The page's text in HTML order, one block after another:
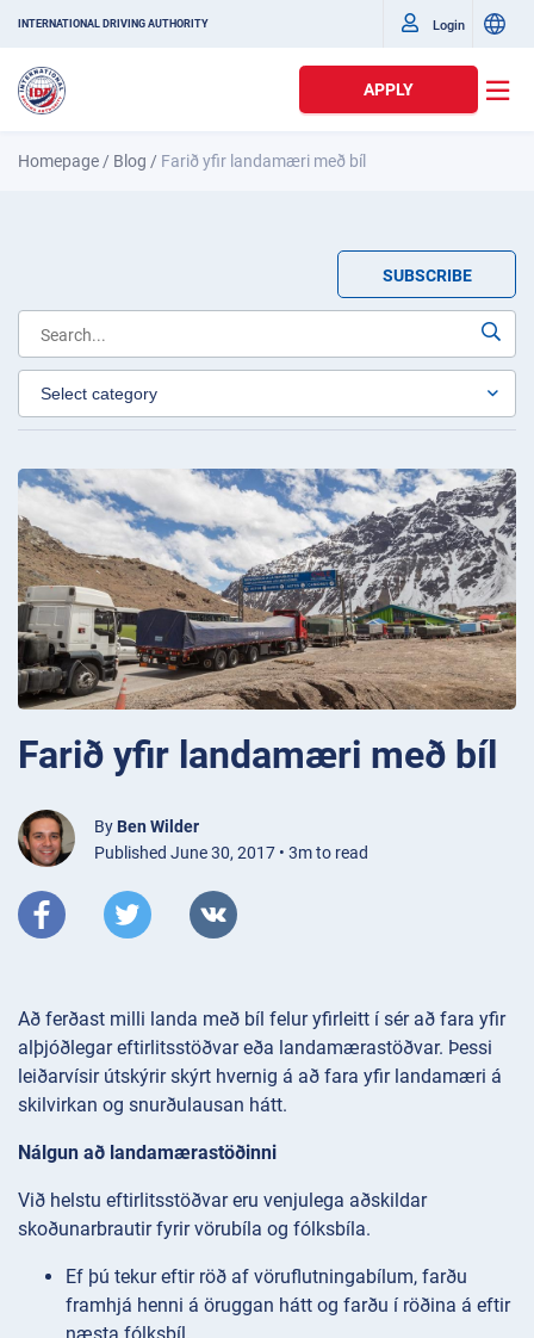
INTERNATIONAL DRIVING AUTHORITY Login
APPLY
Homepage / Blog / Farið yfir landamæri með bíl
SUBSCRIBE
Farið yfir landamæri með bíl
By Ben Wilder
Published June 30, 2017 • 3m to read
Að ferðast milli landa með bíl felur yfirleitt í sér að fara yfir
alþjóðlegar eftirlitsstöðvar eða landamærastöðvar. Þessi
leiðarvísir útskýrir skýrt hvernig á að fara yfir landamæri á
skilvirkan og snurðulausan hátt.
Nálgun að landamærastöðinni
Við helstu eftirlitsstöðvar eru venjulega aðskildar
skoðunarbrautir fyrir vörubíla og fólksbíla.
Ef þú tekur eftir röð af vöruflutningabílum, farðu
framhjá henni á öruggan hátt og farðu í röðina á eftir
næsta fólksbíl.